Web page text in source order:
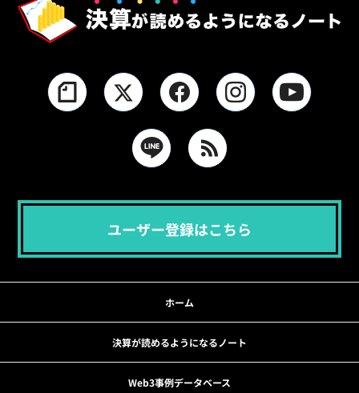
ユーザー登録はこちら
ホーム
決算が読めるようになるノート
Web3事例データベース